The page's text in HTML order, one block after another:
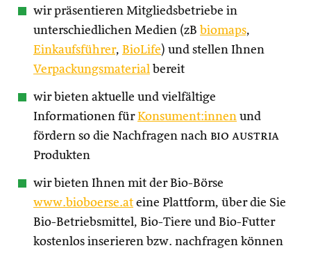
wir präsentieren Mitgliedsbetriebe in
unterschiedlichen Medien (zB biomaps,
Einkaufsführer, BioLife) und stellen Ihnen
Verpackungsmaterial bereit
wir bieten aktuelle und vielfältige
Informationen fürKonsument:innen und
fördern so die Nachfragen nach bio austria
Produkten
wir bieten Ihnen mit der Bio-Börse
www.bioboerse.at eine Plattform, über die Sie
Bio-Betriebsmittel, Bio-Tiere und Bio-Futter
kostenlos inserieren bzw. nachfragen können